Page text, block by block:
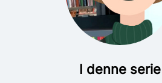
I denne serie